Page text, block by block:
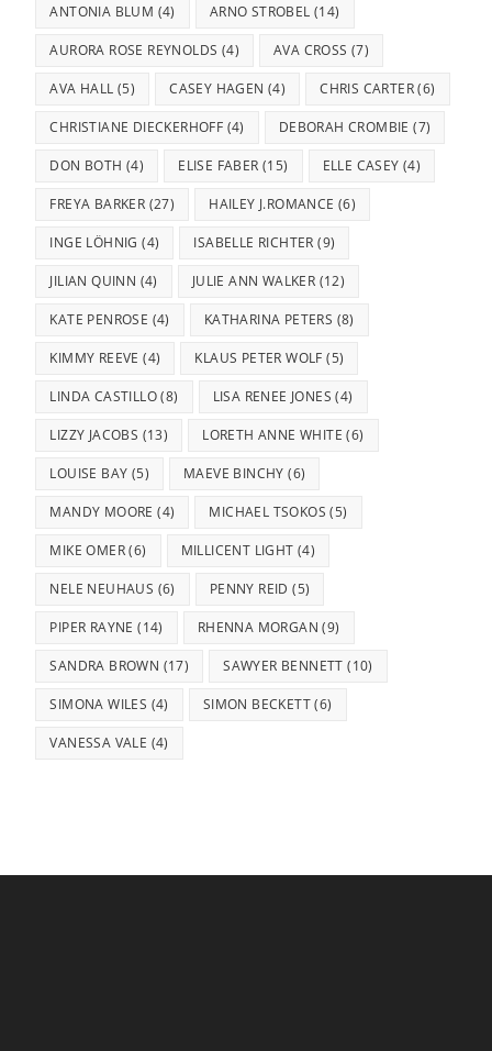
ANTONIA BLUM (4) ARNO STROBEL (14)
AURORA ROSE REYNOLDS (4) AVA CROSS (7)
AVA HALL (5) CASEY HAGEN (4) CHRIS CARTER(6)
CHRISTIANE DIECKERHOFF (4) DEBORAH CROMBIE (7)
DON BOTH (4) ELISE FABER (15) ELLE CASEY (4)
FREYA BARKER (27) HAILEY J.ROMANCE (6)
INGE LÖHNIG (4) ISABELLE RICHTER (9)
JILIAN QUINN (4) JULIE ANN WALKER (12)
KATE PENROSE (4) KATHARINA PETERS (8)
KIMMY REEVE (4) KLAUS PETER WOLF (5)
LINDA CASTILLO(8) LISA RENEE JONES (4)
LIZZY JACOBS (13) LORETH ANNE WHITE (6)
LOUISE BAY (5) MAEVE BINCHY (6)
MANDY MOORE (4) MICHAEL TSOKOS (5)
MIKE OMER(6) MILLICENT LIGHT (4)
NELE NEUHAUS (6) PENNY REID (5)
PIPER RAYNE (14) RHENNA MORGAN (9)
SANDRA BROWN (17) SAWYER BENNETT (10)
SIMONA WILES (4) SIMON BECKETT(6)
VANESSA VALE (4)